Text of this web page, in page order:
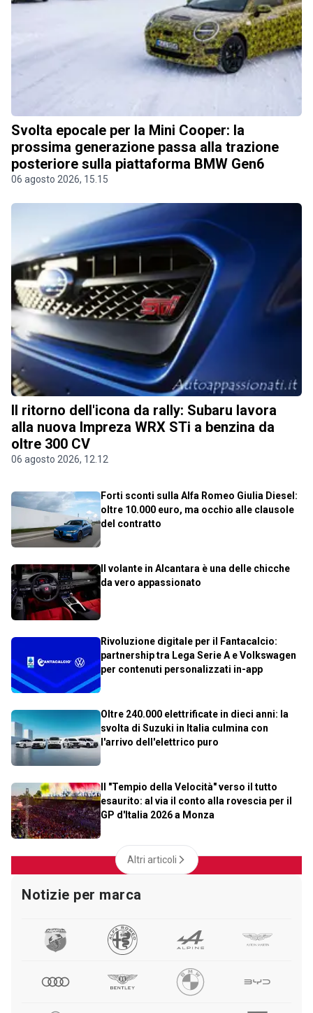
Svolta epocale per la Mini Cooper: la
prossima generazione passa alla trazione
posteriore sulla piattaforma BMW Gen6
06 agosto 2026, 15.15
Il ritorno dell'icona da rally: Subaru lavora
alla nuova Impreza WRX STi a benzina da
oltre 300 CV
06 agosto 2026, 12.12
Forti sconti sulla Alfa Romeo Giulia Diesel:
oltre 10.000 euro, ma occhio alle clausole
del contratto
Il volante in Alcantara è una delle chicche
da vero appassionato
Rivoluzione digitale per il Fantacalcio:
partnership tra Lega Serie A e Volkswagen
per contenuti personalizzati in-app
Oltre 240.000 elettrificate in dieci anni: la
svolta di Suzuki in Italia culmina con
l'arrivo dell'elettrico puro
Il "Tempio della Velocità" verso il tutto
esaurito: al via il conto alla rovescia per il
GP d'Italia 2026 a Monza
Altri articoli
Notizie per marca